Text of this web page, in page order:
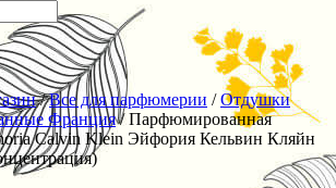
/Все для парфюмерии /Отдушки
Франция/ Парфюмированная
Calvin Klein Эйфория Кельвин Кляйн